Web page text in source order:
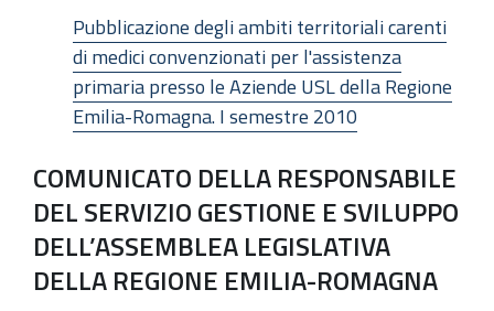
Pubblicazione degli ambiti territoriali carenti
di medici convenzionati per l'assistenza
primaria presso le Aziende USL della Regione
Emilia-Romagna. I semestre 2010
COMUNICATO DELLA RESPONSABILE
DEL SERVIZIO GESTIONE E SVILUPPO
DELL’ASSEMBLEA LEGISLATIVA
DELLA REGIONE EMILIA-ROMAGNA